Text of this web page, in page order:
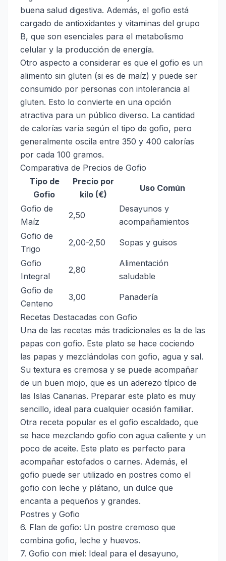
buena salud digestiva. Además, el gofio está
cargado de antioxidantes y vitaminas del grupo
B, que son esenciales para el metabolismo
celular y la producción de energía.
Otro aspecto a considerar es que el gofio es un
alimento sin gluten (si es de maíz) y puede ser
consumido por personas con intolerancia al
gluten. Esto lo convierte en una opción
atractiva para un público diverso. La cantidad
de calorías varía según el tipo de gofio, pero
generalmente oscila entre 350 y 400 calorías
por cada 100 gramos.
Comparativa de Precios de Gofio
Tipo de
Gofio
Precio por
kilo (€)
Uso Común
Gofio de
Maíz
2,50
Desayunos y
acompañamientos
Gofio de
Trigo
2,00-2,50 Sopas y guisos
Gofio
Integral
2,80
Alimentación
saludable
Gofio de
Centeno
3,00
Panadería
Recetas Destacadas con Gofio
Una de las recetas más tradicionales es la de las
papas con gofio. Este plato se hace cociendo
las papas y mezclándolas con gofio, agua y sal.
Su textura es cremosa y se puede acompañar
de un buen mojo, que es un aderezo típico de
las Islas Canarias. Preparar este plato es muy
sencillo, ideal para cualquier ocasión familiar.
Otra receta popular es el gofio escaldado, que
se hace mezclando gofio con agua caliente y un
poco de aceite. Este plato es perfecto para
acompañar estofados o carnes. Además, el
gofio puede ser utilizado en postres como el
gofio con leche y plátano, un dulce que
encanta a pequeños y grandes.
Postres y Gofio
6. Flan de gofio: Un postre cremoso que
combina gofio, leche y huevos.
7. Gofio con miel: Ideal para el desayuno,